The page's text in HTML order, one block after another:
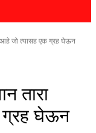
आहे जो त्यासह एक ग्रह घेऊन
तारा
ग्रह घेऊन